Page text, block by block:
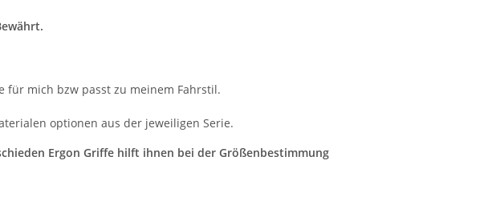
für mich bzw passt zu meinem Fahrstil.
optionen aus der jeweiligen Serie.
Ergon Griffe hilft ihnen bei der Größenbestimmung